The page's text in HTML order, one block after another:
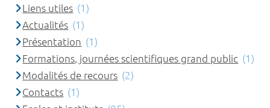
Liens utiles (1)
Actualités (1)
Présentation (1)
Formations, journées scientifiques grand public (1)
Modalités de recours (2)
Contacts (1)